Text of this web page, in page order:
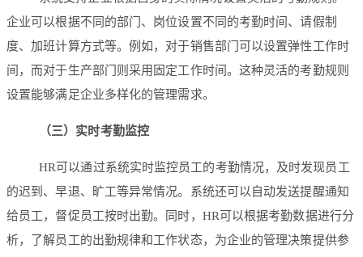
企业可以根据不同的部门、岗位设置不同的考勤时间、请假制
度、加班计算方式等。例如，对于销售部门可以设置弹性工作时
间，而对于生产部门则采用固定工作时间。这种灵活的考勤规则
设置能够满足企业多样化的管理需求。
（三）实时考勤监控
HR可以通过系统实时监控员工的考勤情况，及时发现员工
的迟到、早退、旷工等异常情况。系统还可以自动发送提醒通知
给员工，督促员工按时出勤。同时，HR可以根据考勤数据进行分
析，了解员工的出勤规律和工作状态，为企业的管理决策提供参